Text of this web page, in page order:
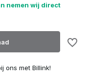
nemen wij direct
ons met Billink!